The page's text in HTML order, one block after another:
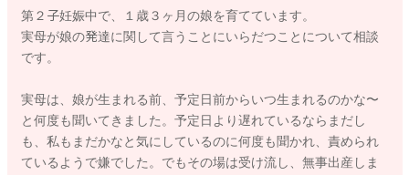
第２子妊娠中で、１歳３ヶ月の娘を育てています。
実母が娘の発達に関して言うことにいらだつことについて相談
です。
実母は、娘が生まれる前、予定日前からいつ生まれるのかな〜
と何度も聞いてきました。予定日より遅れているならまだし
も、私もまだかなと気にしているのに何度も聞かれ、責められ
ているようで嫌でした。でもその場は受け流し、無事出産しま